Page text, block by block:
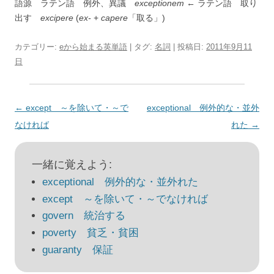
語源 ラテン語 例外、異議 exceptionem ← ラテン語 取り
出す excipere (ex- + capere 「取る」)
カテゴリー: eから始まる英単語 | タグ: 名詞 | 投稿日: 2011年9月11
日
投
稿
ナ
← except ～を除いて・～で
なければ
exceptional 例外的な・並外
れた →
一緒に覚えよう:
exceptional 例外的な・並外れた
except ～を除いて・～でなければ
govern 統治する
poverty 貧乏・貧困
guaranty 保証